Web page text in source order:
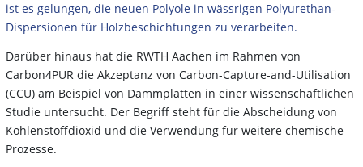
ist es gelungen, die neuen Polyole in wässrigen Polyurethan-
Dispersionen für Holzbeschichtungen zu verarbeiten.
Darüber hinaus hat die RWTH Aachen im Rahmen von
Carbon4PUR die Akzeptanz von Carbon-Capture-and-Utilisation
(CCU) am Beispiel von Dämmplatten in einer wissenschaftlichen
Studie untersucht. Der Begriff steht für die Abscheidung von
Kohlenstoffdioxid und die Verwendung für weitere chemische
Prozesse.